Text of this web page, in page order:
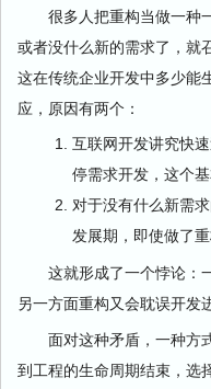
很多人把重构当做一种一
或者没什么新的需求了，就
这在传统企业开发中多少能
应，原因有两个：
互联网开发讲究快
停需求开发，这个基
对于没有什么新需
发展期，即使做了
这就形成了一个悖论：一
另一方面重构又会耽误开发
面对这种矛盾，一种方
到工程的生命周期结束，选